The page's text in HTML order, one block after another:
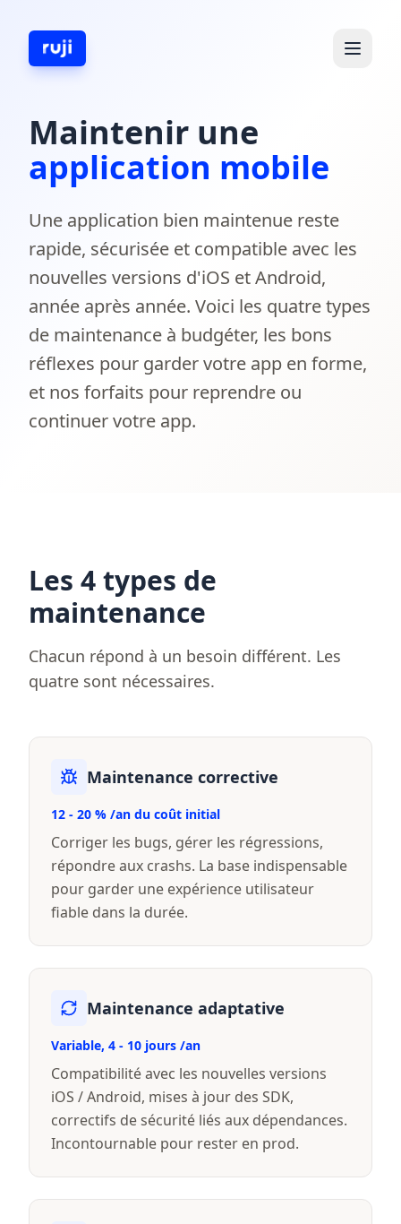
Maintenir une
application mobile
Une application bien maintenue reste
rapide, sécurisée et compatible avec les
nouvelles versions d'iOS et Android,
année après année. Voici les quatre types
de maintenance à budgéter, les bons
réflexes pour garder votre app en forme,
et nos forfaits pour reprendre ou
continuer votre app.
Les 4 types de
maintenance
Chacun répond à un besoin différent. Les
quatre sont nécessaires.
Maintenance corrective
12 - 20 % /an du coût initial
Corriger les bugs, gérer les régressions,
répondre aux crashs. La base indispensable
pour garder une expérience utilisateur
fiable dans la durée.
Maintenance adaptative
Variable, 4 - 10 jours /an
Compatibilité avec les nouvelles versions
iOS / Android, mises à jour des SDK,
correctifs de sécurité liés aux dépendances.
Incontournable pour rester en prod.